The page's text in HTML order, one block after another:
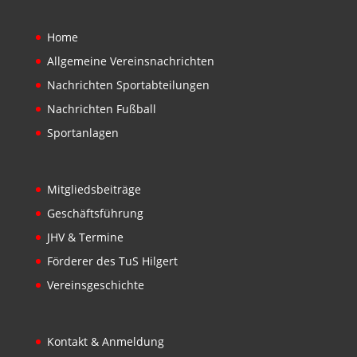
Home
Allgemeine Vereinsnachrichten
Nachrichten Sportabteilungen
Nachrichten Fußball
Sportanlagen
Mitgliedsbeiträge
Geschäftsführung
JHV & Termine
Förderer des TuS Hilgert
Vereinsgeschichte
Kontakt & Anmeldung